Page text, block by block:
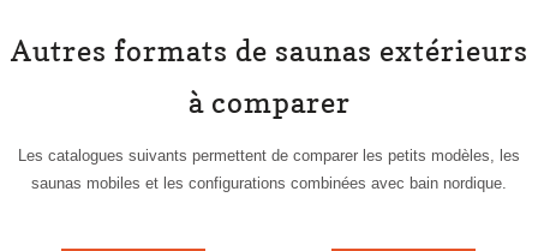
Autres formats de saunas extérieurs
à comparer
Les catalogues suivants permettent de comparer les petits modèles, les
saunas mobiles et les configurations combinées avec bain nordique.